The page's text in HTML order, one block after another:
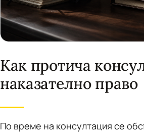
Как протича
наказателно право
По време на консултация се